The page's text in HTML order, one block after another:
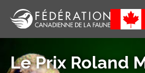
Le Prix Roland